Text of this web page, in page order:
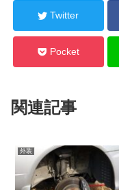
Twitter
Pocket
関連記事
外装